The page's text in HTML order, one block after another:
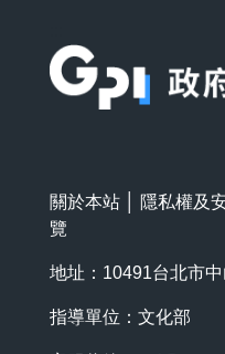
關於本站 隱私權及
覽
地址：10491台北市
指導單位：文化部